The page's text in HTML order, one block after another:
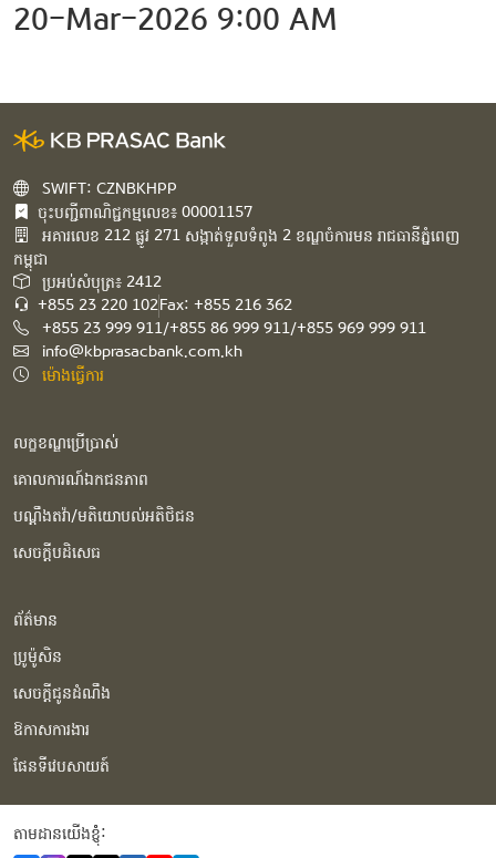
20-Mar-2026 9:00 AM
SWIFT: CZNBKHPP
ចុះបញ្ជីពាណិជ្ជកម្មលេខ៖ 00001157
អគារ​លេខ​ 212 ផ្លូវ 271 សង្កាត់ទួលទំពូង 2 ខណ្ឌចំការមន រាជធានីភ្នំពេញ
កម្ពុជា​
ប្រអប់សំបុត្រ៖ 2412
+855 23 220 102Fax: +855 216 362
+855 23 999 911/+855 86 999 911/+855 969 999 911
info@kbprasacbank.com.kh
ម៉ោងធ្វើការ
លក្ខខណ្ឌប្រើប្រាស់
គោលការណ៍ឯកជនភាព
បណ្ដឹងតវ៉ា/មតិយោបល់អតិថិជន
សេចក្ដីបដិសេធ
ព័ត៌មាន
ប្រូម៉ូសិន
សេចក្ដីជូនដំណឹង
ឱកាសការងារ
ផែនទីវេបសាយត៍
តាមដានយើងខ្ញុំំ: